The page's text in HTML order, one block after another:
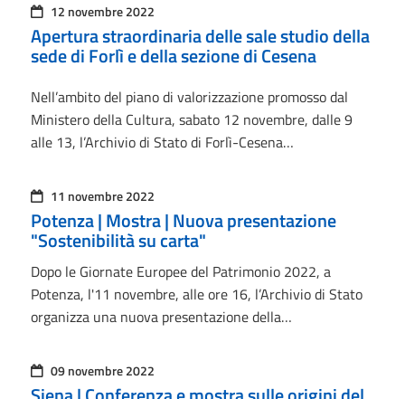
12 novembre 2022
Apertura straordinaria delle sale studio della
sede di Forlì e della sezione di Cesena
Nell’ambito del piano di valorizzazione promosso dal
Ministero della Cultura, sabato 12 novembre, dalle 9
alle 13, l’Archivio di Stato di Forlì-Cesena…
11 novembre 2022
Potenza | Mostra | Nuova presentazione
"Sostenibilità su carta"
Dopo le Giornate Europee del Patrimonio 2022, a
Potenza, l'11 novembre, alle ore 16, l’Archivio di Stato
organizza una nuova presentazione della…
09 novembre 2022